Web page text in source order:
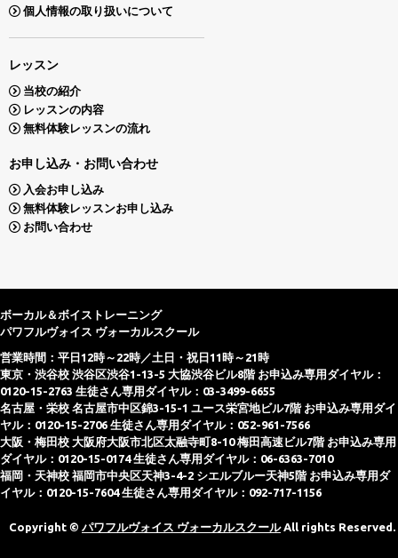
個人情報の取り扱いについて
レッスン
当校の紹介
レッスンの内容
無料体験レッスンの流れ
お申し込み・お問い合わせ
入会お申し込み
無料体験レッスンお申し込み
お問い合わせ
ボーカル＆ボイストレーニング
パワフルヴォイス ヴォーカルスクール
営業時間：平日12時～22時／土日・祝日11時～21時
東京・渋谷校 渋谷区渋谷1-13-5 大協渋谷ビル8階 お申込み専用ダイヤル：
0120-15-2763 生徒さん専用ダイヤル：03-3499-6655
名古屋・栄校 名古屋市中区錦3-15-1 ユース栄宮地ビル7階 お申込み専用ダイ
ヤル：0120-15-2706 生徒さん専用ダイヤル：052-961-7566
大阪・梅田校 大阪府大阪市北区太融寺町8-10 梅田高速ビル7階 お申込み専用
ダイヤル：0120-15-0174 生徒さん専用ダイヤル：06-6363-7010
福岡・天神校 福岡市中央区天神3-4-2 シエルブルー天神5階 お申込み専用ダ
イヤル：0120-15-7604 生徒さん専用ダイヤル：092-717-1156
Copyright © パワフルヴォイス ヴォーカルスクールAll rights Reserved.